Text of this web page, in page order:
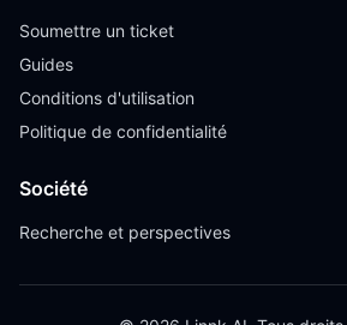
Soumettre un ticket
Guides
Conditions d'utilisation
Politique de confidentialité
Société
Recherche et perspectives